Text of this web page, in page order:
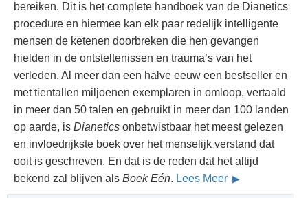
bereiken. Dit is het complete handboek van de Dianetics
procedure en hiermee kan elk paar redelijk intelligente
mensen de ketenen doorbreken die hen gevangen
hielden in de ontsteltenissen en trauma’s van het
verleden. Al meer dan een halve eeuw een bestseller en
met tientallen miljoenen exemplaren in omloop, vertaald
in meer dan 50 talen en gebruikt in meer dan 100 landen
op aarde, is Dianetics onbetwistbaar het meest gelezen
en invloedrijkste boek over het menselijk verstand dat
ooit is geschreven. En dat is de reden dat het altijd
bekend zal blijven als Boek Eén. Lees Meer